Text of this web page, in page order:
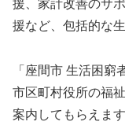
援、家計改善のサ
援など、包括的な
「座間市 生活困
市区町村役所の福
案内してもらえます